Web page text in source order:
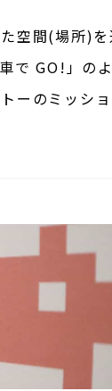
空間(場所)
で GO!」の
ーのミッショ